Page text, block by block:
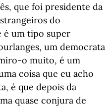
que foi presidente da
do
é um tipo super
um democrata
o muito, é um
coisa que eu acho
é que depois da
quase conjura de